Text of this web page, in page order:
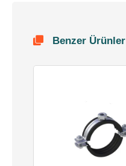
Benzer Ürünler